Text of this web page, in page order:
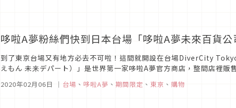
哆啦A夢粉絲們快到日本台場「哆啦A夢未來百貨公
到了東京台場又有地方必去不可啦！這間就開設在台場DiverCity
えもん 未来デパート）」是世界第一家哆啦A夢官方商店，整間店裡販
2020年02月06日 ｜ 台場 、 哆啦A夢 、 期間限定 、 東京 、 購物